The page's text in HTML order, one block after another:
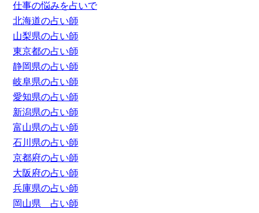
仕事の悩みを占いで
北海道の占い師
山梨県の占い師
東京都の占い師
静岡県の占い師
岐阜県の占い師
愛知県の占い師
新潟県の占い師
富山県の占い師
石川県の占い師
京都府の占い師
大阪府の占い師
兵庫県の占い師
岡山県 占い師